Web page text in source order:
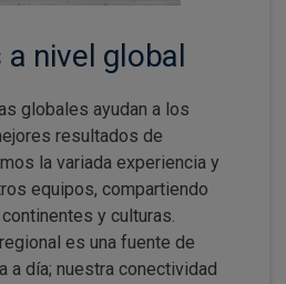
nivel global
globales ayudan a los
resultados de
la variada experiencia y
equipos, compartiendo
y culturas.
es una fuente de
a día; nuestra conectividad